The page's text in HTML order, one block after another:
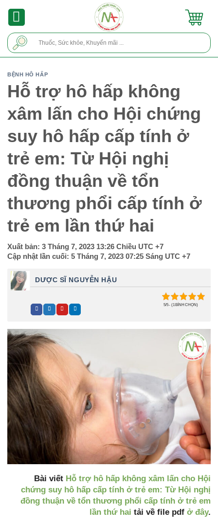
BỆNH HÔ HẤP
Hỗ trợ hô hấp không
xâm lấn cho Hội chứng
suy hô hấp cấp tính ở
trẻ em: Từ Hội nghị
đồng thuận về tổn
thương phổi cấp tính ở
trẻ em lần thứ hai
Xuất bản: 3 Tháng 7, 2023 13:26 Chiều UTC +7
Cập nhật lần cuối: 5 Tháng 7, 2023 07:25 Sáng UTC +7
DƯỢC SĨ NGUYỄN HẬU
5/5 - (1 BÌNH CHỌN)
Bài viết Hỗ trợ hô hấp không xâm lấn cho Hội
chứng suy hô hấp cấp tính ở trẻ em: Từ Hội nghị
đồng thuận về tổn thương phổi cấp tính ở trẻ em
lần thứ hai tải về file pdf ở đây.